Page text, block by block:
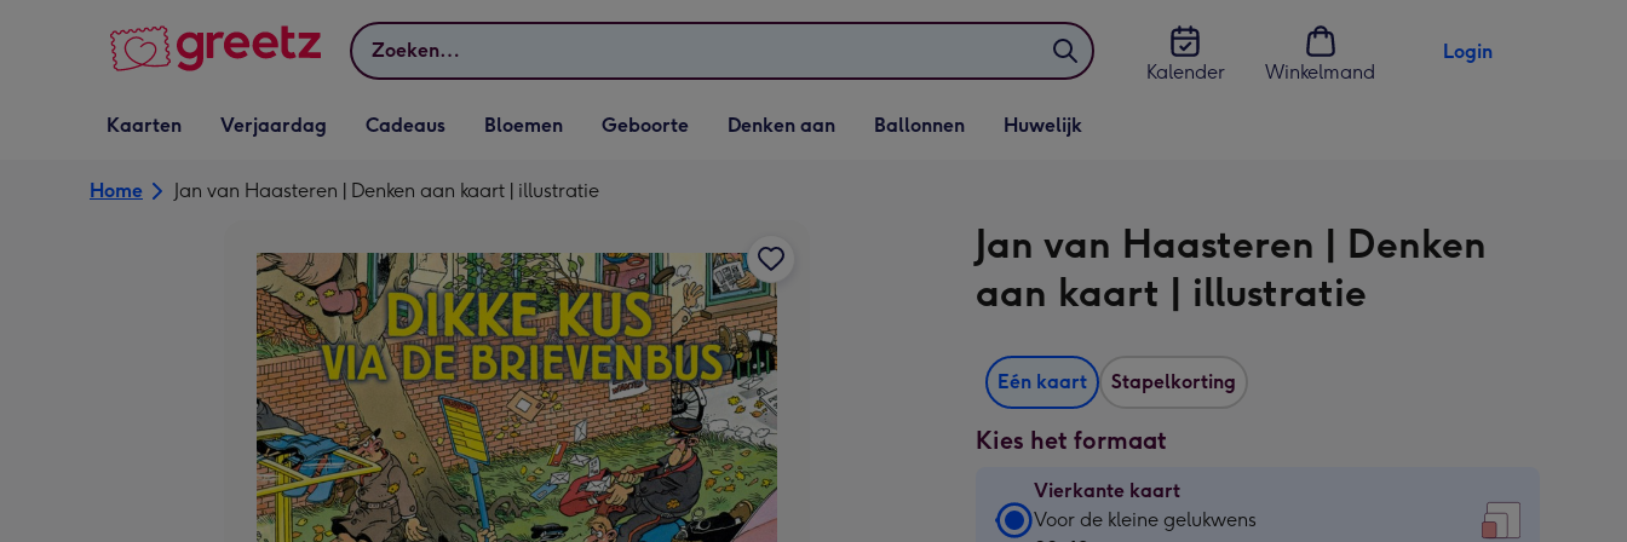
Zoeken
Kalender
Winkelmand
Login
Vervolgkeuzelijst
Kaarten openen
Kaarten
Vervolgkeuzelijst
Verjaardag openen
Verjaardag
Vervolgkeuzelijst
Cadeaus openen
Cadeaus
Vervolgkeuzelijst
Bloemen openen
Bloemen
Vervolgkeuzelijst
Geboorte openen
Geboorte
Vervolgkeuzelijst
Denken aan openen
Denken aan
Vervolgkeuzelijst
Ballonnen openen
Ballonnen
Vervolgkeuzelijst
Huwelijk openen
Huwelijk
Home Jan van Haasteren | Denken aan kaart | illustratie
Jan van Haasteren | Denken
aan kaart | illustratie
Eén kaart Stapelkorting
Kies het formaat
Vierkante kaart
Vierkante
Voor de kleine gelukwens